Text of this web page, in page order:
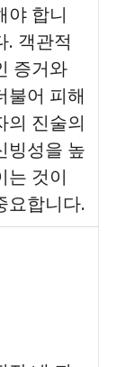
야 합니
. 객관적
증거와
불어 피해
의 진술의
빙성을 높
는 것이
요합니다.